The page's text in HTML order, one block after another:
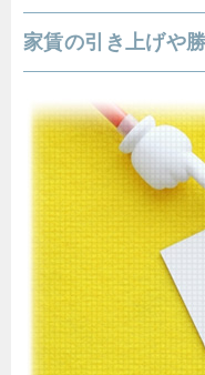
家賃の引き上げや